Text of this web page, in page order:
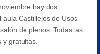
hay dos
Castillejos de Usos
de plenos. Todas las
y gratuitas.